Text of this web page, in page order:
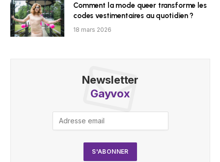
Comment la mode queer transforme les
codes vestimentaires au quotidien ?
18 mars 2026
Newsletter
Gayvox